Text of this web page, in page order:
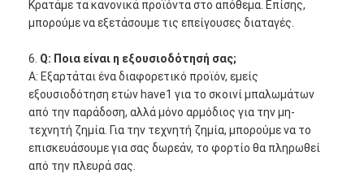
Κρατάμε τα κανονικά προϊόντα στο απόθεμα. Επίσης,
μπορούμε να εξετάσουμε τις επείγουσες διαταγές.
6. Q: Ποια είναι η εξουσιοδότησή σας;
Α: Εξαρτάται ένα διαφορετικό προϊόν, εμείς
εξουσιοδότηση ετών have1 για το σκοινί μπαλωμάτων
από την παράδοση, αλλά μόνο αρμόδιος για την μη-
τεχνητή ζημία. Για την τεχνητή ζημία, μπορούμε να το
επισκευάσουμε για σας δωρεάν, το φορτίο θα πληρωθεί
από την πλευρά σας.